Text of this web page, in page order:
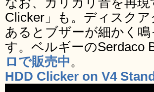
Clicker」も。ディスク
あるとブザーが細かく
す。ベルギーのSerdaco
ロで販売中。
HDD Clicker on V4